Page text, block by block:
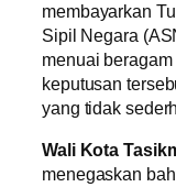
membayarkan
Sipil Negara
menuai
keputusan
yang tidak
Wali Kota
menegaskan